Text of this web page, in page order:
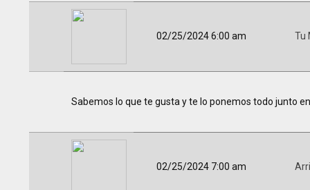
02/25/2024 6:00 am Tu
Sabemos lo que te gusta y te lo ponemos todo junto
02/25/2024 7:00 am